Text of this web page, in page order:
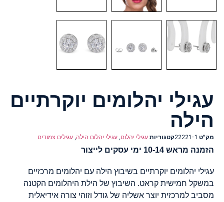
עגילי יהלומים יוקרתיים
הילה
מק"ט 22221-1קטגוריות עגילי יהלום, עגילי יהלום הילה, עגילים צמודים
הזמנה מראש 10-14 ימי עסקים לייצור
עגילי יהלומים יוקרתיים בשיבוץ הילה עם יהלומים מרכזיים
במשקל חמישית קראט. השיבוץ של הילת היהלומים הקטנה
מסביב למרכזית יוצר אשליה של גודל וזוהי צורה אידיאלית